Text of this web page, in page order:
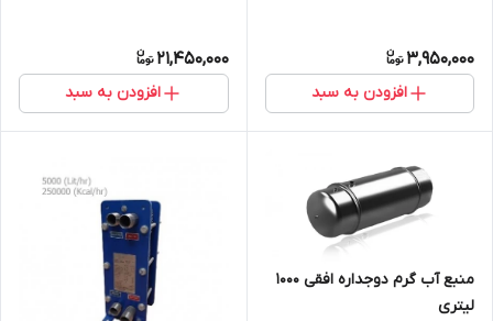
3,950,000
افزودن به سبد
21,450,000
افزودن به سبد
منبع آب گرم دوجداره افقی 1000
لیتری